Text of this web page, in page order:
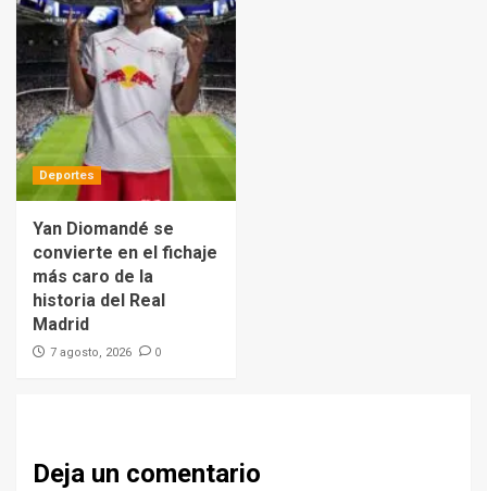
Deportes
Yan Diomandé se
convierte en el fichaje
más caro de la
historia del Real
Madrid
7 agosto, 2026 0
Deja un comentario